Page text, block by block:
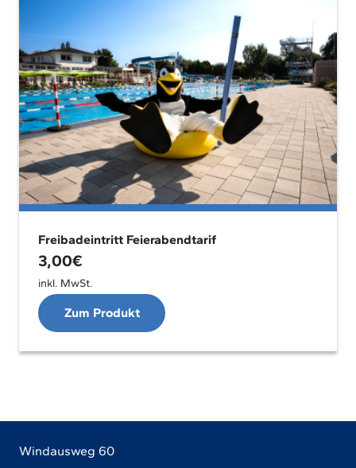
Freibadeintritt Feierabendtarif
3,00€
inkl. MwSt.
Zum Produkt
Windausweg 60